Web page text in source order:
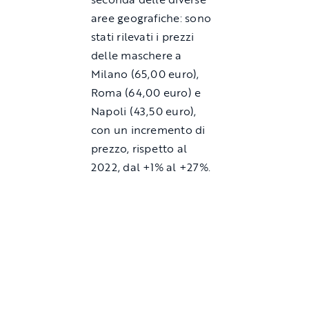
aree geografiche: sono
stati rilevati i prezzi
delle maschere a
Milano (65,00 euro),
Roma (64,00 euro) e
Napoli (43,50 euro),
con un incremento di
prezzo, rispetto al
2022, dal +1% al +27%.